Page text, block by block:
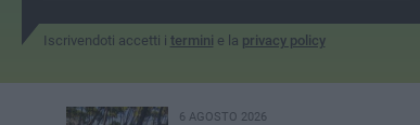
Iscrivendoti accetti i termini e la privacy policy
6 AGOSTO 2026